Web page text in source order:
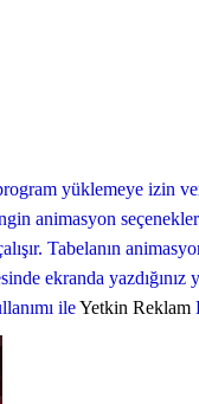
yüklemeye izin
animasyon
Tabelanın
ekranda
ileYetkin Reklam